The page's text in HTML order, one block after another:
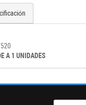
A 1 UNIDADES